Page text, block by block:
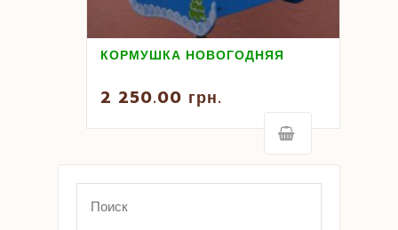
КОРМУШКА НОВОГОДНЯЯ
2 250.00 грн.
for: